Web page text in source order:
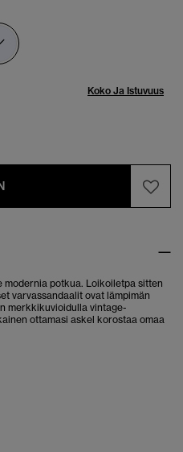
valittu
Koko Ja Istuvuus
potkua. Loikoiletpa sitten
varvassandaalit ovat lämpimän
merkkikuvioidulla vintage-
ottamasi askel korostaa omaa